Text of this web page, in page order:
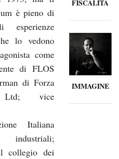
è pieno di
esperienze
lo vedono
come
di FLOS
di Forza
Ltd; vice
Italiana
collegio dei
FISCALITA
IMMAGINE